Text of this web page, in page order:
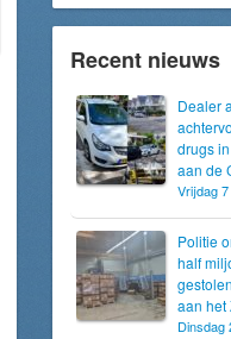
Recent nieuws
Dealer
drugs
aan de
Vrijdag
Politie
half
aan het
Dinsdag